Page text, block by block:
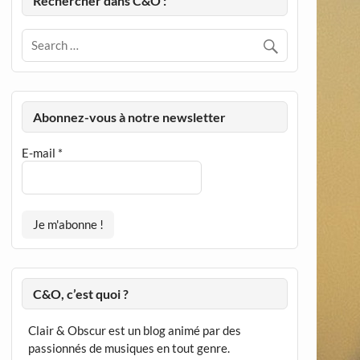
Abonnez-vous à notre newsletter
E-mail *
C&O, c’est quoi ?
Clair & Obscur est un blog animé par des
passionnés de musiques en tout genre.